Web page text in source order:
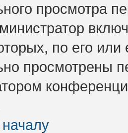
просмотра
по его
просмотрены